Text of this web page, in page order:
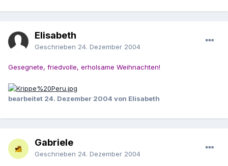
Elisabeth
Geschrieben 24. Dezember 2004
Gesegnete, friedvolle, erholsame Weihnachten!
bearbeitet 24. Dezember 2004 von Elisabeth
Gabriele
Geschrieben 24. Dezember 2004